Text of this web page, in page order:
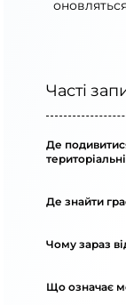
Часті
Де
Де знайти
Чому зараз
Що означає